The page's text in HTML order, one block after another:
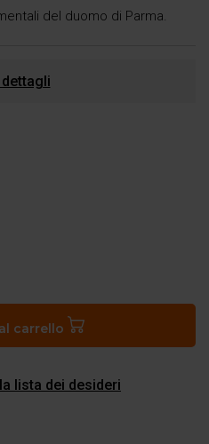
del duomo di Parma.
carrello
lista dei desideri